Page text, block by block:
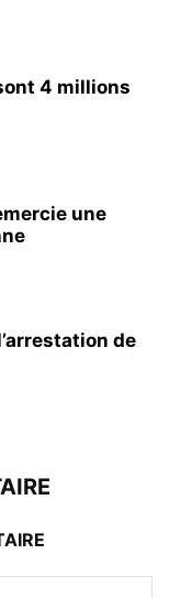
4 millions
une
de